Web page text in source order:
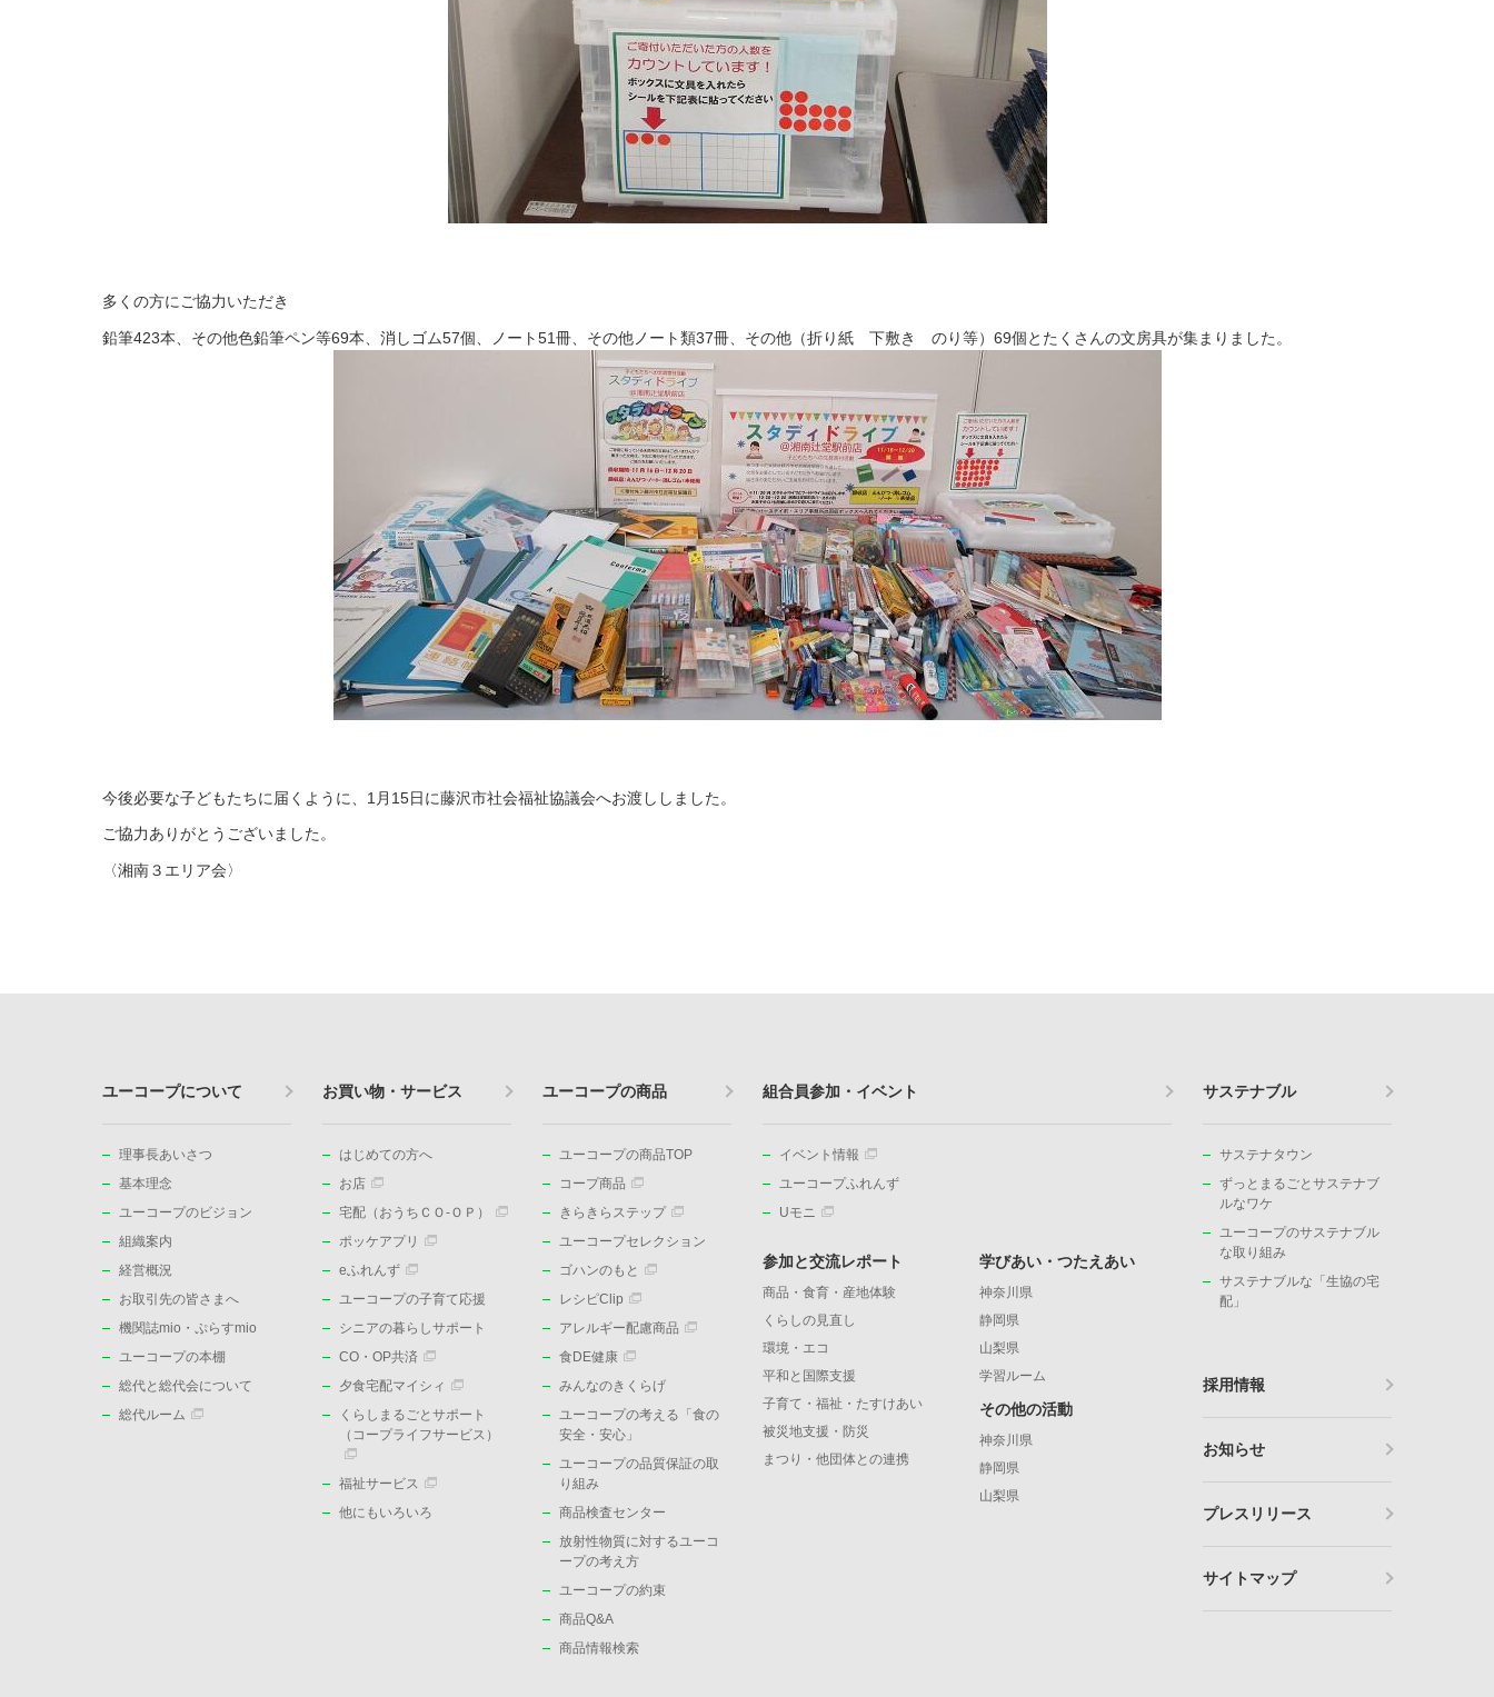
多くの方にご協力いただき
鉛筆423本、その他色鉛筆ペン等69本、消しゴム57個、ノート51冊、その他ノート類37冊、その他（折り紙 下敷き のり等）69個とたくさんの文房具が集まりました。
今後必要な子どもたちに届くように、1月15日に藤沢市社会福祉協議会へお渡ししました。
ご協力ありがとうございました。
〈湘南３エリア会〉
ユーコープについて
理事長あいさつ
基本理念
ユーコープのビジョン
組織案内
経営概況
お取引先の皆さまへ
機関誌mio・ぷらすmio
ユーコープの本棚
総代と総代会について
総代ルーム
お買い物・サービス
はじめての方へ
お店
宅配（おうちＣＯ-ＯＰ）
ポッケアプリ
eふれんず
ユーコープの子育て応援
シニアの暮らしサポート
CO・OP共済
夕食宅配マイシィ
くらしまるごとサポート
（コープライフサービス）
福祉サービス
他にもいろいろ
ユーコープの商品
ユーコープの商品TOP
コープ商品
きらきらステップ
ユーコープセレクション
ゴハンのもと
レシピClip
アレルギー配慮商品
食DE健康
みんなのきくらげ
ユーコープの考える「食の
安全・安心」
ユーコープの品質保証の取
り組み
商品検査センター
放射性物質に対するユーコ
ープの考え方
ユーコープの約束
商品Q&A
商品情報検索
組合員参加・イベント
イベント情報
ユーコープふれんず
Uモニ
参加と交流レポート
商品・食育・産地体験
くらしの見直し
環境・エコ
平和と国際支援
子育て・福祉・たすけあい
被災地支援・防災
まつり・他団体との連携
学びあい・つたえあい
神奈川県
静岡県
山梨県
学習ルーム
その他の活動
神奈川県
静岡県
山梨県
サステナブル
サステナタウン
ずっとまるごとサステナブ
ルなワケ
ユーコープのサステナブル
な取り組み
サステナブルな「生協の宅
配」
採用情報
お知らせ
プレスリリース
サイトマップ